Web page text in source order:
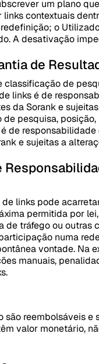
um plano
contextuais
o
A desativação
de
de
links é de
da Sorank e
pesquisa,
de
e sujeitas a
links pode
permitida por
tráfego ou
numa
vontade. Na
manuais,
reembolsáveis
valor monetário,